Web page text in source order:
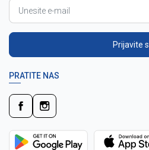
Prijavite
PRATITE NAS